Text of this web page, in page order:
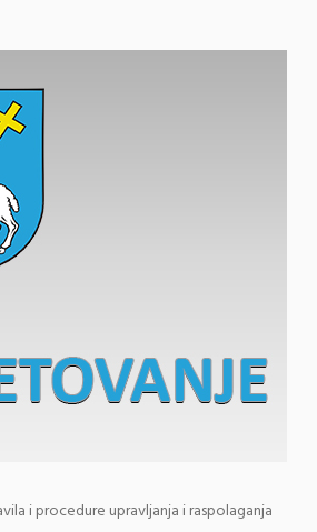
i procedure upravljanja i raspolaganja